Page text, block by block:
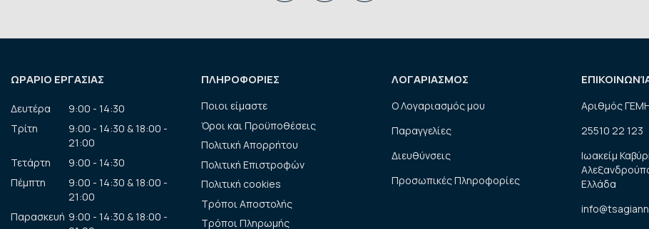
ΩΡΑΡΙΟ ΕΡΓΑΣΙΑΣ
Δευτέρα
9:00 - 14:30
Τρίτη
9:00 - 14:30 & 18:00 -
21:00
Τετάρτη
9:00 - 14:30
Πέμπτη
9:00 - 14:30 & 18:00 -
21:00
Παρασκευή 9:00 - 14:30 & 18:00 -
ΠΛΗΡΟΦΟΡΙΕΣ
Ποιοι είμαστε
Όροι και Προϋποθέσεις
Πολιτική Απορρήτου
Πολιτική Επιστροφών
Πολιτική cookies
Τρόποι Αποστολής
Τρόποι Πληρωμής
ΛΟΓΑΡΙΑΣΜΟΣ
Ο Λογαριασμός μου
Παραγγελίες
Διευθύνσεις
Προσωπικές Πληροφορίες
Αριθμός
25510 22 123
Ιωακείμ
Ελλάδα